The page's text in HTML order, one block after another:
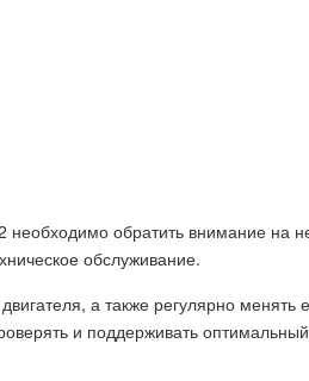
обратить внимание на
обслуживание.
а также регулярно менять
и поддерживать